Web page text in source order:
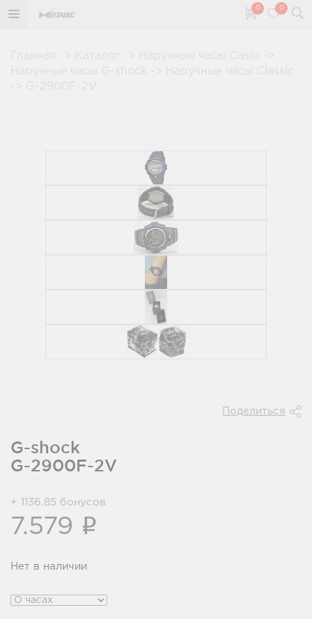
0 0
Поделиться
G-shock
G-2900F-2V
+ 1136.85 бонусов
7.579 i
Нет в наличии